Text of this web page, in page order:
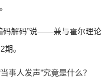
码解码”说——兼与霍尔理论
。
事人发声”究竟是什么？